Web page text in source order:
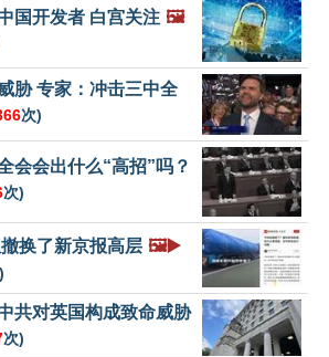
国开发者 白宫关注 🖼️
胁 专家：冲击三中全
次)
会会出什么“高招”吗？
次)
换了新京报高层 🖼️▶️
共对英国构成致命威胁
次)